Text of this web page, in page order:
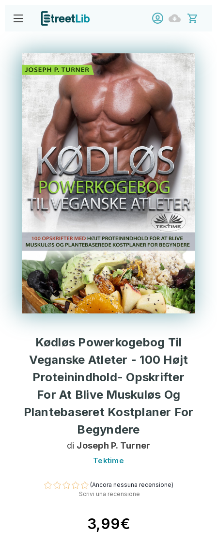
Kødløs Powerkogebog Til
Veganske Atleter - 100 Højt
Proteinindhold- Opskrifter
For At Blive Muskuløs Og
Plantebaseret Kostplaner For
Begyndere
di Joseph P. Turner
Tektime
(Ancora nessuna recensione)
Scrivi una recensione
3,99€